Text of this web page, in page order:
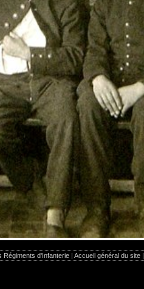
Régiments d'Infanterie| Accueil général du site|